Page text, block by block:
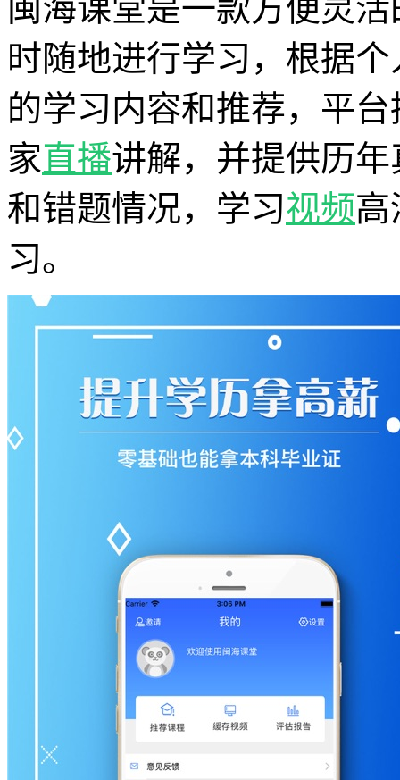
闽海课堂是一款方便灵活
时随地进行学习，根据
的学习内容和推荐，平
家直播讲解，并提供历
和错题情况，学习视频高
习。